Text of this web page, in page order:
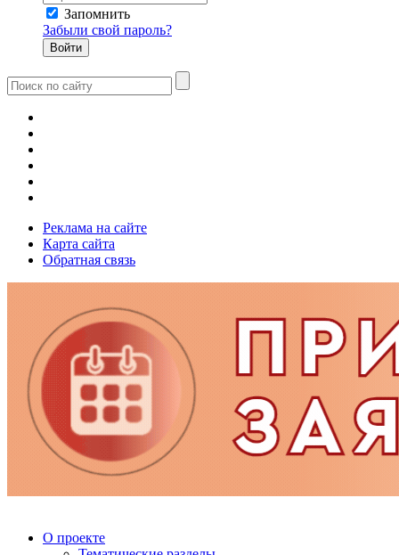
Запомнить
Забыли свой пароль?
Реклама на сайте
Карта сайта
Обратная связь
О проекте